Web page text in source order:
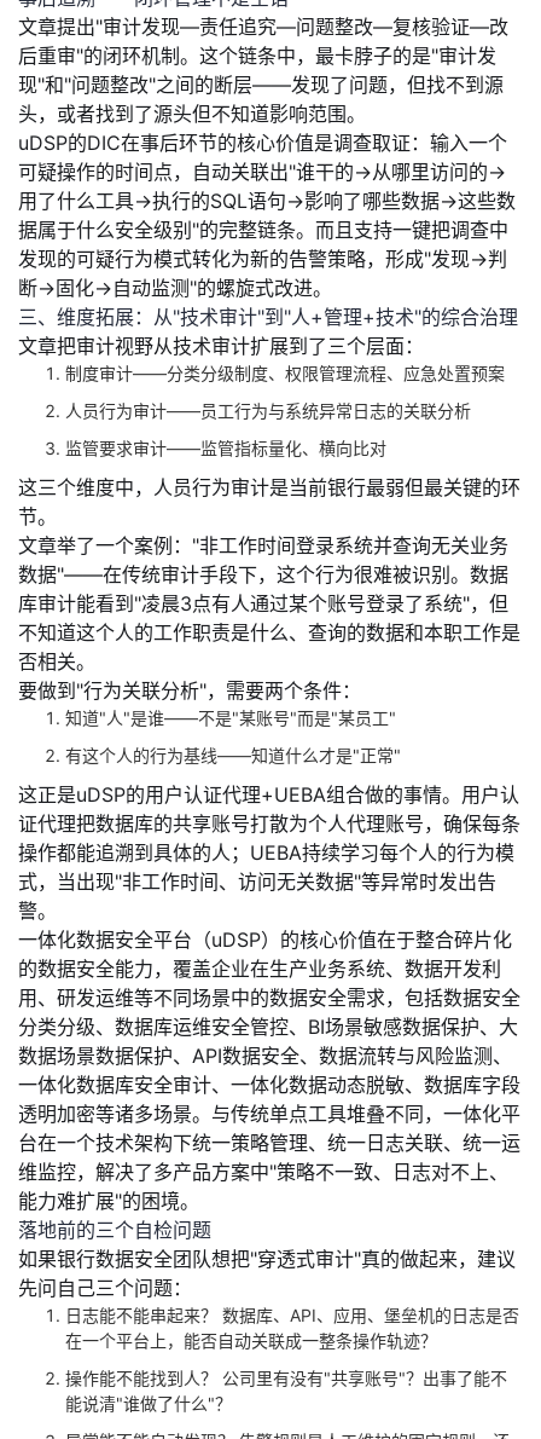
文章提出"审计发现—责任追究—问题整改—复核验证—改
后重审"的闭环机制。这个链条中，最卡脖子的是"审计发
现"和"问题整改"之间的断层——发现了问题，但找不到源
头，或者找到了源头但不知道影响范围。
uDSP的DIC在事后环节的核心价值是调查取证 ：输入一个
可疑操作的时间点，自动关联出"谁干的→从哪里访问的→
用了什么工具→执行的SQL语句→影响了哪些数据→这些数
据属于什么安全级别"的完整链条。而且支持一键把调查中
发现的可疑行为模式转化为新的告警策略，形成"发现→判
断→固化→自动监测"的螺旋式改进。
三、维度拓展：从"技术审计"到"人+管理+技术"的综合治理
文章把审计视野从技术审计扩展到了三个层面：
制度审计——分类分级制度、权限管理流程、应急处置预案
人员行为审计——员工行为与系统异常日志的关联分析
监管要求审计——监管指标量化、横向比对
这三个维度中， 人员行为审计是当前银行最弱但最关键的环
节。
文章举了一个案例："非工作时间登录系统并查询无关业务
数据"——在传统审计手段下，这个行为很难被识别。数据
库审计能看到"凌晨3点有人通过某个账号登录了系统"，但
不知道这个人的工作职责是什么、查询的数据和本职工作是
否相关。
要做到"行为关联分析"，需要两个条件：
知道"人"是谁——不是"某账号"而是"某员工"
有这个人的行为基线——知道什么才是"正常"
这正是uDSP的用户认证代理+UEBA组合做的事情。用户认
证代理把数据库的共享账号打散为个人代理账号，确保每条
操作都能追溯到具体的人；UEBA持续学习每个人的行为模
式，当出现"非工作时间、访问无关数据"等异常时发出告
警。
一体化数据安全平台（uDSP）的核心价值在于整合碎片化
的数据安全能力，覆盖企业在生产业务系统、数据开发利
用、研发运维等不同场景中的数据安全需求，包括数据安全
分类分级、数据库运维安全管控、BI场景敏感数据保护、大
数据场景数据保护、API数据安全、数据流转与风险监测、
一体化数据库安全审计、一体化数据动态脱敏、数据库字段
透明加密等诸多场景。与传统单点工具堆叠不同，一体化平
台在一个技术架构下统一策略管理、统一日志关联、统一运
维监控，解决了多产品方案中"策略不一致、日志对不上、
能力难扩展"的困境。
落地前的三个自检问题
如果银行数据安全团队想把"穿透式审计"真的做起来，建议
先问自己三个问题：
日志能不能串起来？
数据库、API、应用、堡垒机的日志是否
在一个平台上，能否自动关联成一整条操作轨迹？
操作能不能找到人？
公司里有没有"共享账号"？出事了能不
能说清"谁做了什么"？